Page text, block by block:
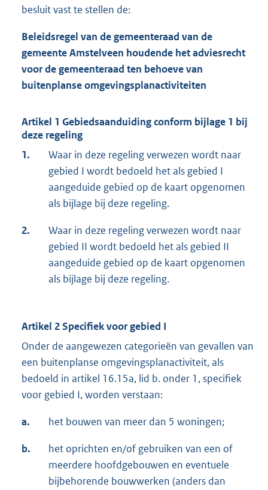
besluit vast te stellen de:
Beleidsregel van de gemeenteraad van de
gemeente Amstelveen houdende het adviesrecht
voor de gemeenteraad ten behoeve van
buitenplanse omgevingsplanactiviteiten
Artikel 1 Gebiedsaanduiding conform bijlage 1 bij
deze regeling
1.
Waar in deze regeling verwezen wordt naar
gebied I wordt bedoeld het als gebied I
aangeduide gebied op de kaart opgenomen
als bijlage bij deze regeling.
2.
Waar in deze regeling verwezen wordt naar
gebied II wordt bedoeld het als gebied II
aangeduide gebied op de kaart opgenomen
als bijlage bij deze regeling.
Artikel 2 Specifiek voor gebied I
Onder de aangewezen categorieën van gevallen van
een buitenplanse omgevingsplanactiviteit, als
bedoeld in artikel 16.15a, lid b. onder 1, specifiek
voor gebied I, worden verstaan:
a. het bouwen van meer dan 5 woningen;
b.
het oprichten en/of gebruiken van een of
meerdere hoofdgebouwen en eventuele
bijbehorende bouwwerken (anders dan